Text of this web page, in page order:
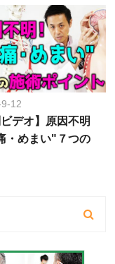
12
ビデオ】原因不明
・めまい"７つの